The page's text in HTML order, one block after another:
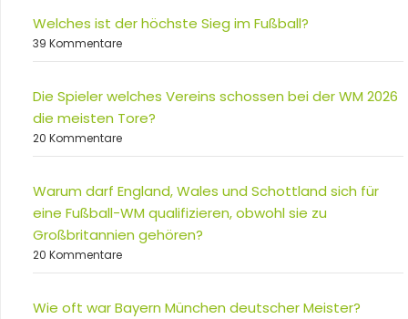
Welches ist der höchste Sieg im Fußball?
39 Kommentare
Die Spieler welches Vereins schossen bei der WM 2026
die meisten Tore?
20 Kommentare
Warum darf England, Wales und Schottland sich für
eine Fußball-WM qualifizieren, obwohl sie zu
Großbritannien gehören?
20 Kommentare
Wie oft war Bayern München deutscher Meister?